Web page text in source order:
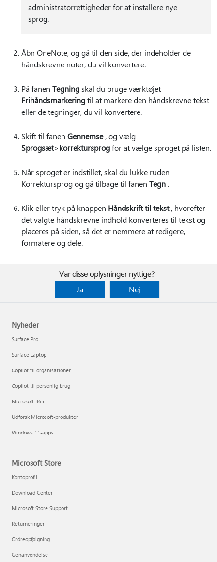
administratorrettigheder for at installere nye
sprog.
Åbn OneNote, og gå til den side, der indeholder de
håndskrevne noter, du vil konvertere.
På fanen Tegningskal du bruge værktøjet
Frihåndsmarkeringtil at markere den håndskrevne tekst
eller de tegninger, du vil konvertere.
Skift til fanen Gennemse, og vælg
Sprogsæt>korrektursprogfor at vælge sproget på listen.
Når sproget er indstillet, skal du lukke ruden
Korrektursprog og gå tilbage til fanen Tegn .
Klik eller tryk på knappen Håndskrift til tekst, hvorefter
det valgte håndskrevne indhold konverteres til tekst og
placeres på siden, så det er nemmere at redigere,
formatere og dele.
Var disse oplysninger nyttige?
Ja
Nej
Nyheder
Surface Pro
Surface Laptop
Copilot til organisationer
Copilot til personlig brug
Microsoft 365
Udforsk Microsoft-produkter
Windows 11-apps
Microsoft Store
Kontoprofil
Download Center
Microsoft Store Support
Returneringer
Ordreopfølgning
Genanvendelse